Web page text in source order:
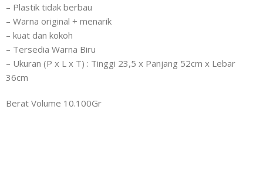
– Plastik tidak berbau
– Warna original + menarik
– kuat dan kokoh
– Tersedia Warna Biru
– Ukuran (P x L x T) : Tinggi 23,5 x Panjang 52cm x Lebar
36cm
Berat Volume 10.100Gr